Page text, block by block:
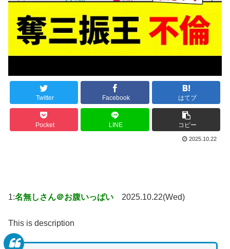
Twitter Facebook はてブ
Pocket LINE コピー
2025.10.22
1:名無しさん＠お腹いっぱい 2025.10.22(Wed)
This is description